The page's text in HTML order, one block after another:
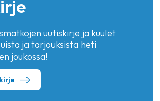
uutiskirje ja kuulet
ja tarjouksista heti
joukossa!